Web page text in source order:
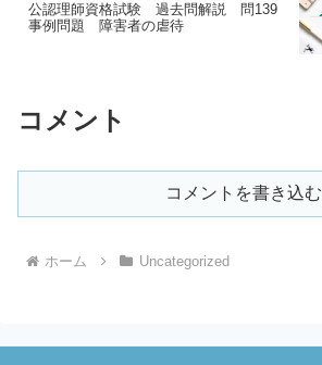
公認理師資格試験 過去問解説 問139
事例問題 障害者の虐待
コメント
コメントを書き込む
ホーム Uncategorized